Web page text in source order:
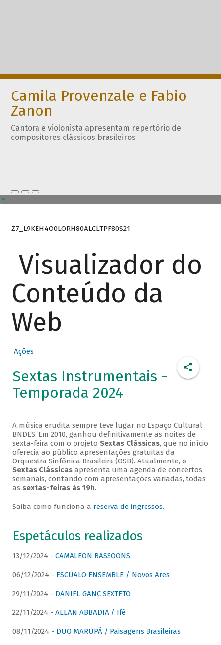
Camila Provenzale e Fabio
Zanon
Cantora e violonista apresentam repertório de
compositores clássicos brasileiros
Z7_L9KEH4O0LORH80ALCLTPF80S21
Visualizador do
Conteúdo da
Web
Ações
Sextas Instrumentais -
Temporada 2024
A música erudita sempre teve lugar no Espaço Cultural
BNDES. Em 2010, ganhou definitivamente as noites de
sexta-feira com o projeto Sextas Clássicas, que no início
oferecia ao público apresentações gratuitas da
Orquestra Sinfônica Brasileira (OSB). Atualmente, o
Sextas Clássicasapresenta uma agenda de concertos
semanais, contando com apresentações variadas, todas
as sextas-feiras às 19h.
Saiba como funciona a reserva de ingressos.
Espetáculos realizados
13/12/2024 - CAMALEON BASSOONS
06/12/2024 - ESCUALO ENSEMBLE / Novos Ares
29/11/2024 - DANIEL GANC SEXTETO
22/11/2024 - ALLAN ABBADIA / Ifè
08/11/2024 - DUO MARUPÁ / Paisagens Brasileiras